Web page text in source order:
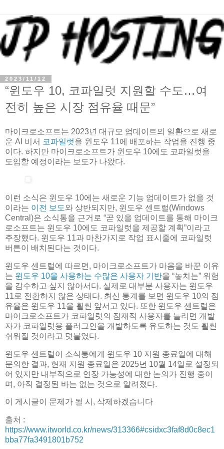
2023/11/12
“윈도우 10, 코파일럿 지원할 수도…여
전히 높은 시장 점유율 때문”
마이크로소프트는 2023년 대규모 업데이트의 일환으로 새로
운 AI 비서 코파일럿을 윈도우 11에 배포하는 작업을 진행 중
이다. 하지만 마이크로소프트가 윈도우 10에도 코파일럿을
도입할 예정이라는 보도가 나왔다.
이런 소식은 윈도우 10에는 새로운 기능 업데이트가 없을 것
이라는 이전 보도와 상반되지만, 윈도우 센트럴(Windows
Central)은 소식통을 근거로 “곧 있을 업데이트를 통해 마이크
로소프트는 윈도우 10에도 코파일럿을 제공할 계획”이라고
주장했다. 윈도우 11과 마찬가지로 작업 표시줄에 코파일럿
버튼이 배치된다는 것이다.
윈도우 센트럴에 따르면, 마이크로소프트가 마음을 바꾼 이유
는 윈도우 10을 사용하는 수많은 사용자 기반을 “놓치는” 위험
을 감수하고 싶지 않아서다. 실제로 대부분 사용자는 윈도우
11로 전환하지 않은 상태다. 최신 통계를 보면 윈도우 10의 점
유율은 윈도우 11을 훨씬 앞서고 있다. 또한 윈도우 센트럴은
마이크로소프트가 코파일럿의 잠재적 사용자를 늘리면 개발
자가 코파일럿용 플러그인을 개발하도록 유도하는 것도 훨씬
쉬워질 것이라고 덧붙였다.
윈도우 센트럴이 소식통에게 윈도우 10 지원 종료일에 대해
문의한 결과, 현재 지원 종료일은 2025년 10월 14일로 설정되
어 있지만 내부적으로 연장 가능성에 대한 논의가 진행 중이
며, 아직 결정된 바는 없는 것으로 알려졌다.
이 게시글이 문제가 될 시, 삭제하겠습니다
출처 :
https://www.itworld.co.kr/news/313366#csidxc3faf8d0c8ec1
bba77fa3491801b752